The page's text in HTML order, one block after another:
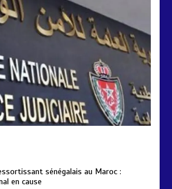
Arrestation d’un ressortissant
sénégalais au Maroc : mandat
international en cause
208
sénégalais au Maroc :
en cause